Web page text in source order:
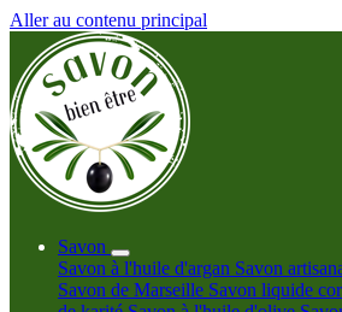
Aller au contenu principal
Savon
Savon à l'huile d'argan Savon
Savon de Marseille Savon liquide